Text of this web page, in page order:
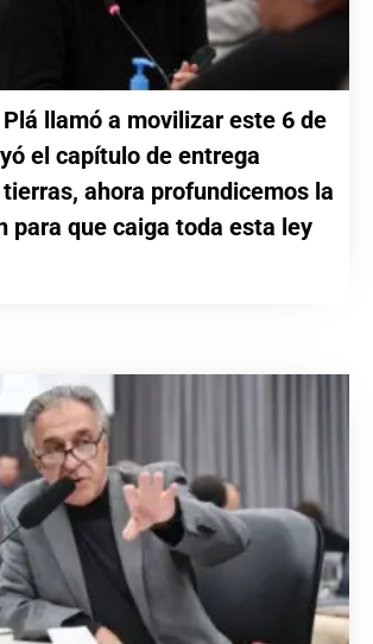
llamó a movilizar este 6 de
el capítulo de entrega
ahora profundicemos la
para que caiga toda esta ley